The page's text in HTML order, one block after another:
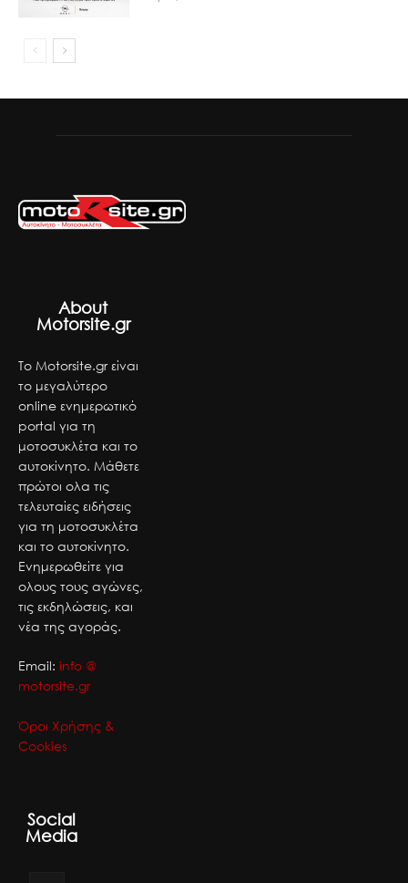
About
Motorsite.gr
Το Motorsite.gr είναι
το μεγαλύτερο
online ενημερωτικό
portal για τη
μοτοσυκλέτα και το
αυτοκίνητο. Μάθετε
πρώτοι ολα τις
τελευταίες ειδήσεις
για τη μοτοσυκλέτα
και το αυτοκίνητο.
Ενημερωθείτε για
ολους τους αγώνες,
τις εκδηλώσεις, και
νέα της αγοράς.
Email: info @
motorsite.gr
Όροι Χρήσης &
Cookies
Social
Media